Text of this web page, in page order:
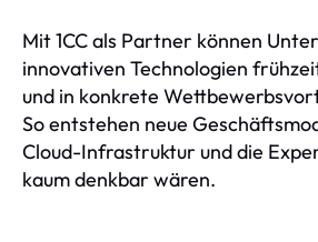
Mit 1CC als Partner können
innovativen Technologien
und in konkrete
So entstehen neue
Cloud-Infrastruktur und die
kaum denkbar wären.